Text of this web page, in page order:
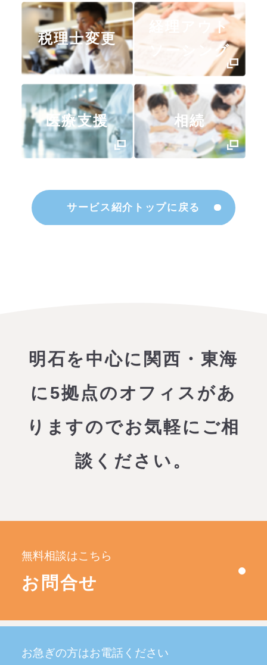
税理士変更
経理アウト
ソーシング
医療支援 相続
サービス紹介トップに戻る
明石を中心に関西・東海
に5拠点のオフィスがあ
りますのでお気軽にご相
談ください。
無料相談はこちら
お問合せ
お急ぎの方はお電話ください